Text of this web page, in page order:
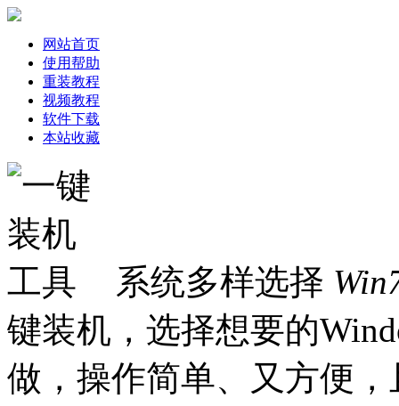
网站首页
使用帮助
重装教程
视频教程
软件下载
本站收藏
系统多样选择
键装机，选择想要的
做，操作简单、又方便